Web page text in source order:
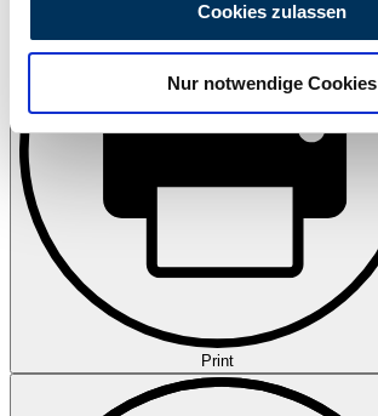
analysieren. Außerdem geben wir
Verwendung unserer Website an unsere
soziale Medien, Werbung und Analysen
Partner führen diese Informationen
weiteren Daten zusammen, die Sie ihnen
haben oder die sie im Rahmen Ihrer
gesammelt haben.
Cookies zulassen
Nur notwendige Cookies
Print